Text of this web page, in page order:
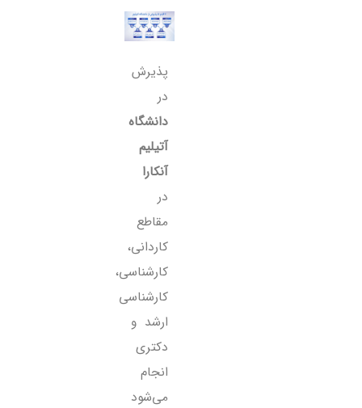
پذیرش
در
دانشگاه
آتیلیم
آنکارا
در
مقاطع
کاردانی،
کارشناسی،
کارشناسی
ارشد و
دکتری
انجام
می‌شود